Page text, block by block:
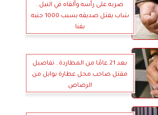
ضربه على رأسه وألقاه في النيل..
شاب يقتل صديقه بسبب 1000 جنيه
بقنا
بعد 21 عامًا من المطاردة.. تفاصيل
مقتل صاحب محل عطارة بوابل من
الرصاص